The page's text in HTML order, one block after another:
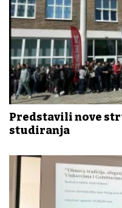
Predstavili nove
studiranja